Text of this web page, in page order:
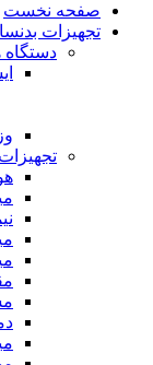
صفحه نخست
تجهیزات
دستگاه